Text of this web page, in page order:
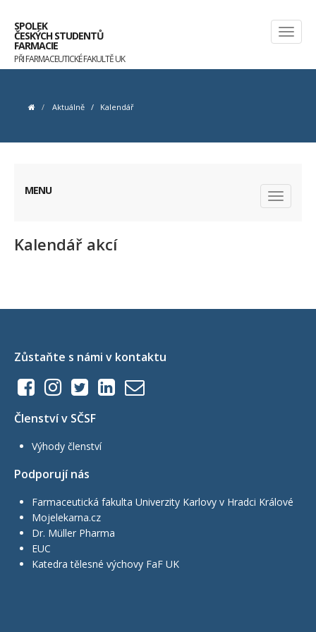
SPOLEK
ČESKÝCH STUDENTŮ
FARMACIE
PŘI FARMACEUTICKÉ FAKULTĚ UK
Aktuálně / Kalendář
MENU
Kalendář akcí
Zůstaňte s námi v kontaktu
Členství v SČSF
Výhody členství
Podporují nás
Farmaceutická fakulta Univerzity Karlovy v Hradci Králové
Mojelekarna.cz
Dr. Müller Pharma
EUC
Katedra tělesné výchovy FaF UK